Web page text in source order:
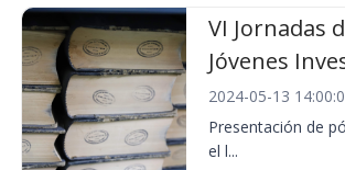
VI Jornadas
Jóvenes
2024-05-13
Presentación de
el l...